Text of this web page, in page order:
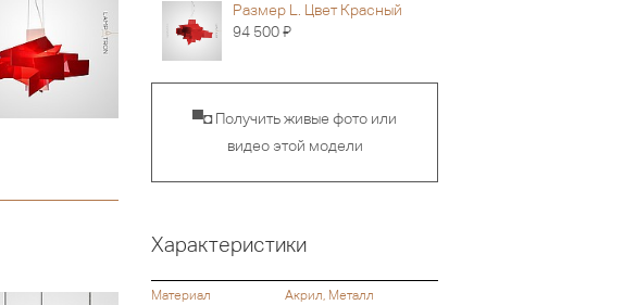
Размер L. Цвет Красный
94 500Я
▀◘ Получить живые фото или
видео этой модели
Характеристики
Материал
Акрил, Металл